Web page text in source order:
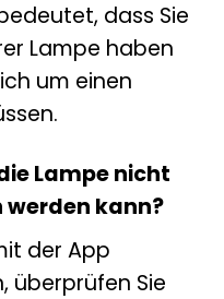
dass Sie
Lampe haben
um einen
Lampe nicht
werden kann?
der App
überprüfen Sie